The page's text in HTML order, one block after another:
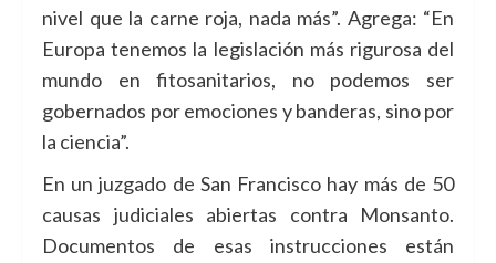
nivel que la carne roja, nada más”. Agrega: “En
Europa tenemos la legislación más rigurosa del
mundo en fitosanitarios, no podemos ser
gobernados por emociones y banderas, sino por
la ciencia”.
En un juzgado de San Francisco hay más de 50
causas judiciales abiertas contra Monsanto.
Documentos de esas instrucciones están